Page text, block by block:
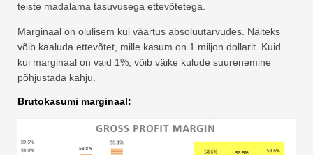
teiste madalama tasuvusega ettevõtetega.
Marginaal on olulisem kui väärtus absoluutarvudes. Näiteks
võib kaaluda ettevõtet, mille kasum on 1 miljon dollarit. Kuid
kui marginaal on vaid 1%, võib väike kulude suurenemine
põhjustada kahju.
Brutokasumi marginaal: